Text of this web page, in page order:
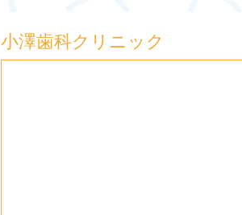
小澤歯科クリニック